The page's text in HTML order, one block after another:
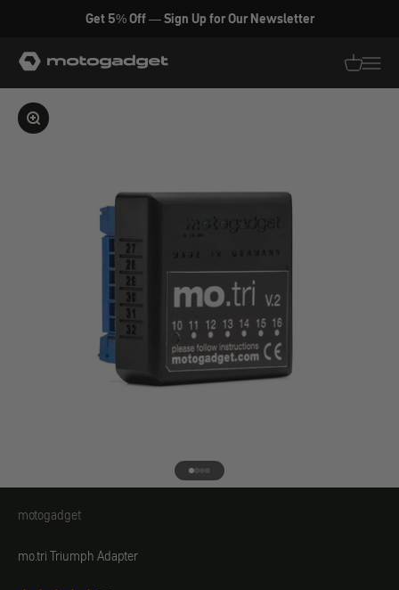
Zum Inhalt springen
Get 5% Off — Sign Up for Our Newsletter
motogadget GmbH
Bild vergrößern
Gehe zu Element 1
Gehe zu Element 2
Gehe zu Element 3
Gehe zu Element 4
motogadget
motogadget
mo.tri Triumph Adapter